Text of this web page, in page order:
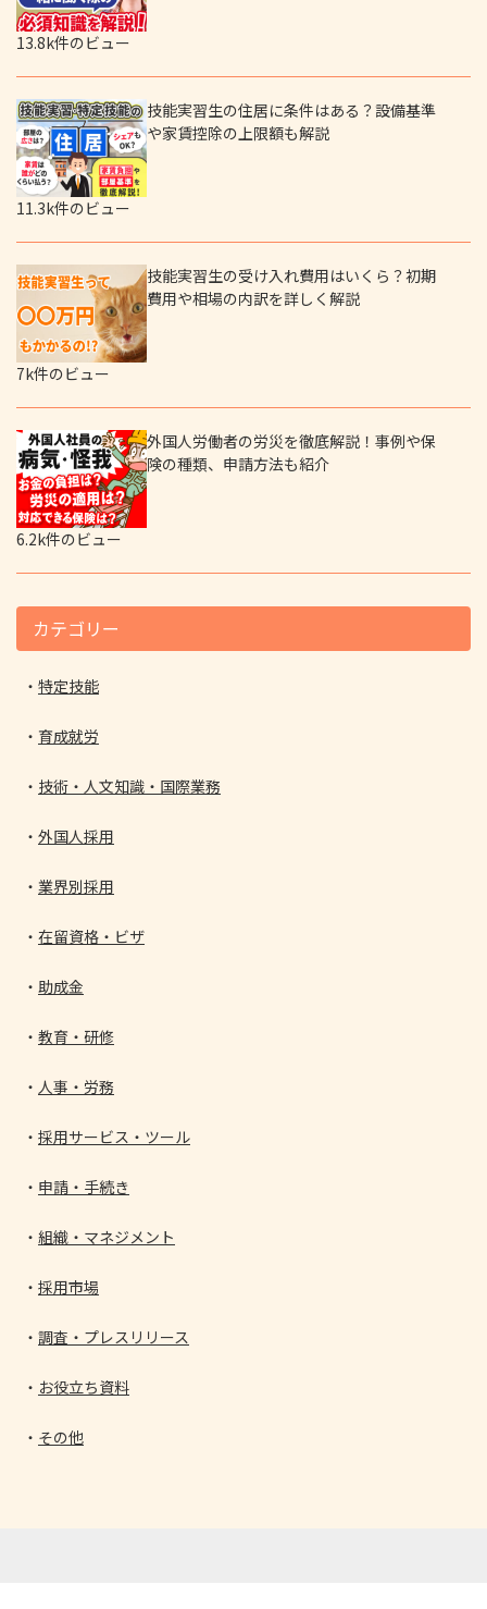
13.8k件のビュー
技能実習生の住居に条件はある？設備基準
や家賃控除の上限額も解説
11.3k件のビュー
技能実習生の受け入れ費用はいくら？初期
費用や相場の内訳を詳しく解説
7k件のビュー
外国人労働者の労災を徹底解説！事例や保
険の種類、申請方法も紹介
6.2k件のビュー
カテゴリー
特定技能
育成就労
技術・人文知識・国際業務
外国人採用
業界別採用
在留資格・ビザ
助成金
教育・研修
人事・労務
採用サービス・ツール
申請・手続き
組織・マネジメント
採用市場
調査・プレスリリース
お役立ち資料
その他